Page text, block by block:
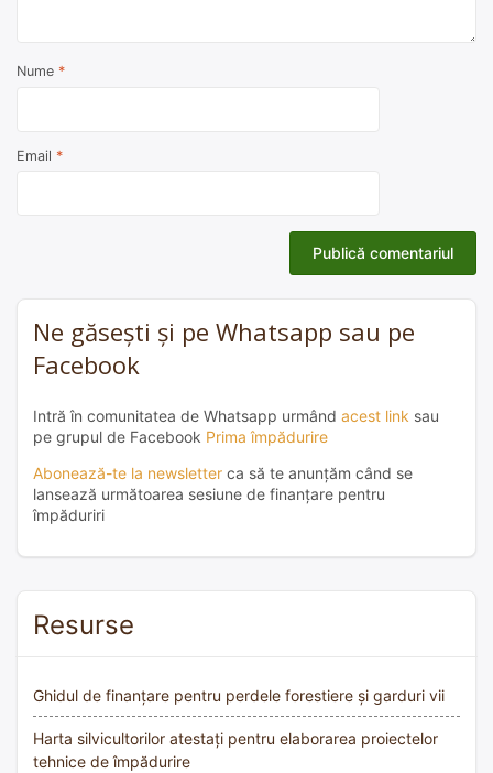
Nume *
Email *
Ne găsești și pe Whatsapp sau pe
Facebook
Intră în comunitatea de Whatsapp urmând acest link sau
pe grupul de Facebook Prima împădurire
Abonează-te la newsletter ca să te anunțăm când se
lansează următoarea sesiune de finanțare pentru
împăduriri
Resurse
Ghidul de finanțare pentru perdele forestiere și garduri vii
Harta silvicultorilor atestați pentru elaborarea proiectelor
tehnice de împădurire